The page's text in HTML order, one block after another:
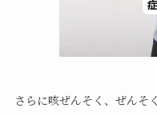
さらに咳ぜんそく、ぜんそ